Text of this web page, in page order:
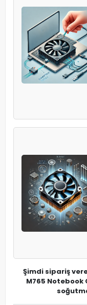
Şimdi sipariş
M765 Notebook